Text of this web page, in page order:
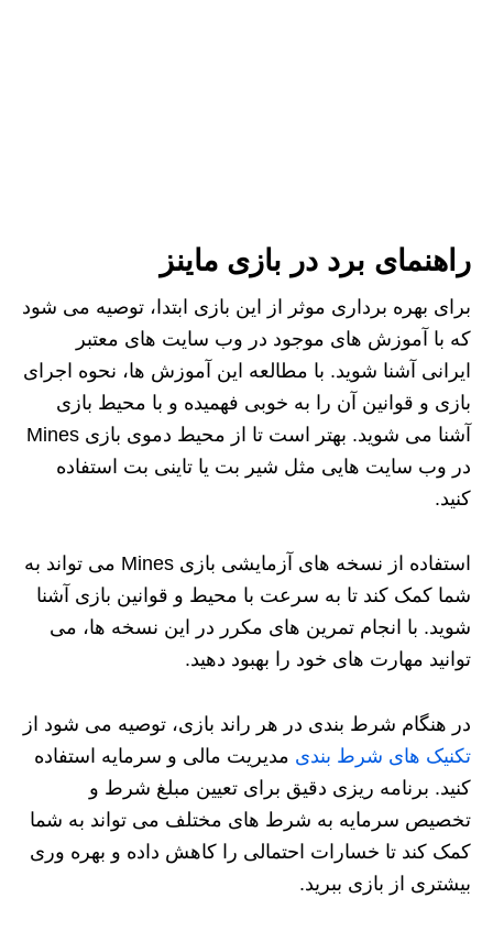
راهنمای برد در بازی ماینز
برای بهره‌ برداری موثر از این بازی ابتدا، توصیه می‌ شود
که با آموزش‌ های موجود در وب‌ سایت‌ های معتبر
ایرانی آشنا شوید. با مطالعه این آموزش‌ ها، نحوه اجرای
بازی و قوانین آن را به خوبی فهمیده و با محیط بازی
آشنا می شوید. بهتر است تا از محیط دموی بازی Mines
در وب‌ سایت‌ هایی مثل شیر بت یا تاینی بت استفاده
کنید.
استفاده از نسخه‌ های آزمایشی بازی Mines می‌ تواند به
شما کمک کند تا به سرعت با محیط و قوانین بازی آشنا
شوید. با انجام تمرین‌ های مکرر در این نسخه‌ ها، می‌
توانید مهارت‌ های خود را بهبود دهید.
در هنگام شرط‌ بندی در هر راند بازی، توصیه می‌ شود از
تکنیک‌ های شرط بندی مدیریت مالی و سرمایه استفاده
کنید. برنامه‌ ریزی دقیق برای تعیین مبلغ شرط و
تخصیص سرمایه به شرط‌ های مختلف می‌ تواند به شما
کمک کند تا خسارات احتمالی را کاهش داده و بهره‌ وری
بیشتری از بازی ببرید.